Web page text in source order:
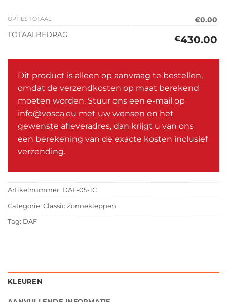
OPTIES TOTAAL
€0.00
TOTAALBEDRAG
€430.00
Dit product is alleen op aanvraag te bestellen,
omdat de verzendkosten op maat berekend
moeten worden. Stuur ons een e-mail op
info@vosca.eu met uw wensen en het
gewenste afleveradres, dan krijgt u van ons
een berekening van de exacte kosten inclusief
verzending.
Artikelnummer: DAF-05-1C
Categorie: Classic Zonnekleppen
Tag: DAF
KLEUREN